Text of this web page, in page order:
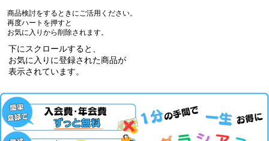
商品検討をするときにご活用ください。
再度ハートを押すと
お気に入りから削除されます。
下にスクロールすると、
お気に入りに登録された商品が
表示されています。